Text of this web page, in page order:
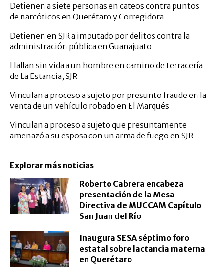
Detienen a siete personas en cateos contra puntos
de narcóticos en Querétaro y Corregidora
Detienen en SJR a imputado por delitos contra la
administración pública en Guanajuato
Hallan sin vida a un hombre en camino de terracería
de La Estancia, SJR
Vinculan a proceso a sujeto por presunto fraude en la
venta de un vehículo robado en El Marqués
Vinculan a proceso a sujeto que presuntamente
amenazó a su esposa con un arma de fuego en SJR
Explorar más noticias
Roberto Cabrera encabeza
presentación de la Mesa
Directiva de MUCCAM Capítulo
San Juan del Río
Inaugura SESA séptimo foro
estatal sobre lactancia materna
en Querétaro